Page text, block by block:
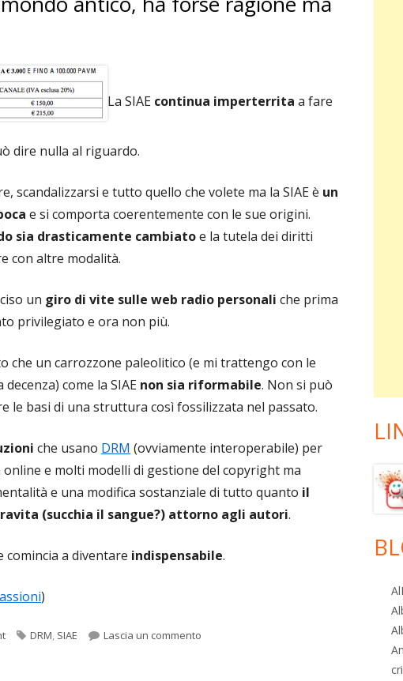
La SIAE continua imperterrita a fare
dire nulla al riguardo.
scandalizzarsi e tutto quello che volete ma la SIAE è un
e si comporta coerentemente con le sue origini.
sia drasticamente cambiatoe la tutela dei diritti
con altre modalità.
un giro di vite sulle web radio personali che prima
privilegiato e ora non più.
che un carrozzone paleolitico (e mi trattengo con le
come la SIAE non sia riformabile. Non si può
le basi di una struttura così fossilizzata nel passato.
che usano DRM (ovviamente interoperabile) per
e molti modelli di gestione del copyright ma
e una modifica sostanziale di tutto quanto il
(succhia il sangue?) attorno agli autori.
a diventare indispensabile.
)
Tag
DRM, SIAE Lascia un commento per La SIAE, nel suo mondo antico, ha